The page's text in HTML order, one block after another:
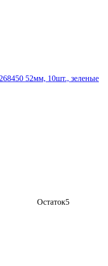
52мм, 10шт., зеленые
Остаток5